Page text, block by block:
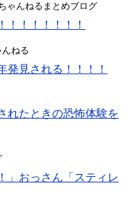
ゃんねるまとめブログ
！！！！！！！
ねる
発見される！！！！
れたときの恐怖体験を
」おっさん「スティレ